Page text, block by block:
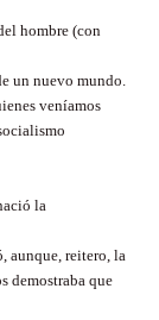
hombre (con
un nuevo mundo.
veníamos
la
aunque, reitero, la
demostraba que